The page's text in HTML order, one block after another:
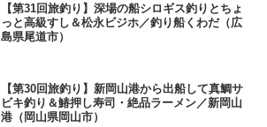
【第31回旅釣り】深場の船シロギス釣りとちょ
っと高級すし＆松永ビジホ／釣り船くわだ（広
島県尾道市）
【第30回旅釣り】新岡山港から出船して真鯛サ
ビキ釣り＆鰆押し寿司・絶品ラーメン／新岡山
港（岡山県岡山市）